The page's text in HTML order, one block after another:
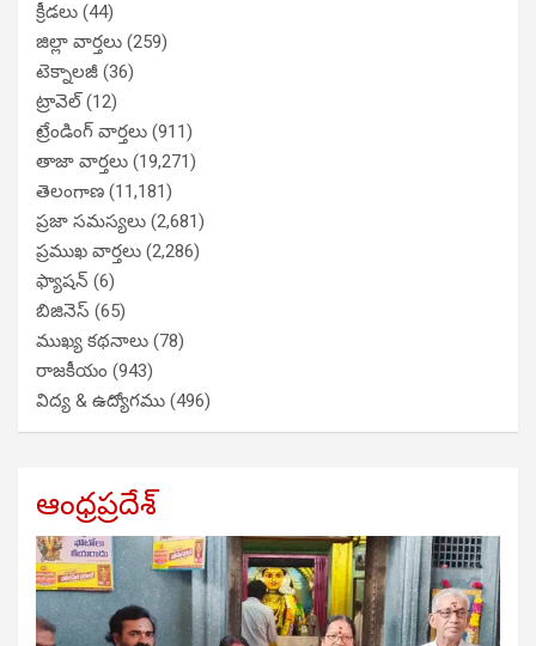
క్రీడలు (44)
జిల్లా వార్తలు (259)
టెక్నాలజీ (36)
ట్రావెల్(12)
ట్రేండింగ్ వార్తలు (911)
తాజా వార్తలు (19,271)
తెలంగాణ (11,181)
ప్రజా సమస్యలు (2,681)
ప్రముఖ వార్తలు (2,286)
ఫ్యాషన్ (6)
బిజినెస్ (65)
ముఖ్య కథనాలు (78)
రాజకీయం (943)
విద్య & ఉద్యోగము (496)
ఆంధ్రప్రదేశ్